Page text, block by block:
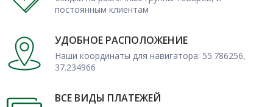
постоянным клиентам
УДОБНОЕ РАСПОЛОЖЕНИЕ
Наши координаты для навигатора: 55.786256,
37.234966
ВСЕ ВИДЫ ПЛАТЕЖЕЙ